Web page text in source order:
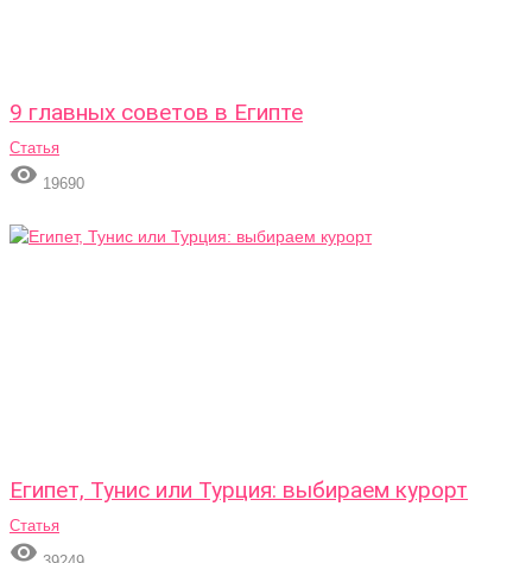
9 главных советов в Египте
Статья
 19690
Египет, Тунис или Турция: выбираем курорт
Статья
